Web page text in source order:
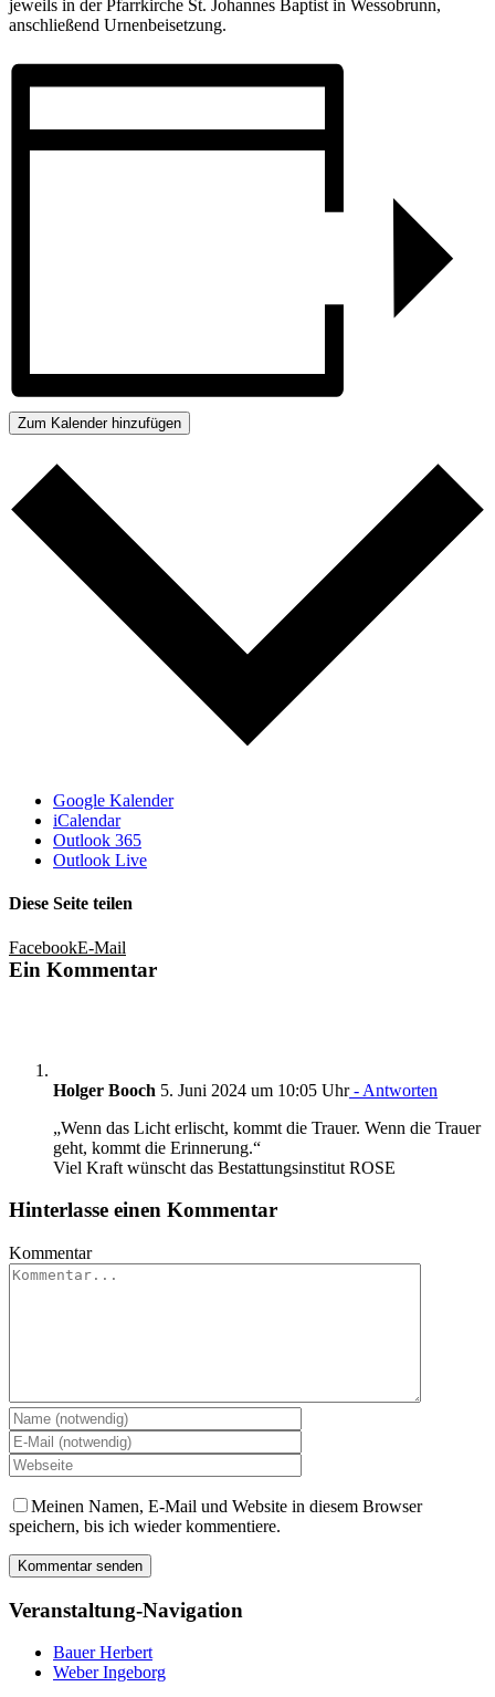
jeweils in der Pfarrkirche St. Johannes Baptist in Wessobrunn,
anschließend Urnenbeisetzung.
Zum Kalender hinzufügen
Google Kalender
iCalendar
Outlook 365
Outlook Live
Diese Seite teilen
FacebookE-Mail
Ein Kommentar
Holger Booch 5. Juni 2024 um 10:05 Uhr- Antworten
„Wenn das Licht erlischt, kommt die Trauer. Wenn die Trauer
geht, kommt die Erinnerung.“
Viel Kraft wünscht das Bestattungsinstitut ROSE
Hinterlasse einen Kommentar
Kommentar
Meinen Namen, E-Mail und Website in diesem Browser
speichern, bis ich wieder kommentiere.
Veranstaltung-Navigation
Bauer Herbert
Weber Ingeborg